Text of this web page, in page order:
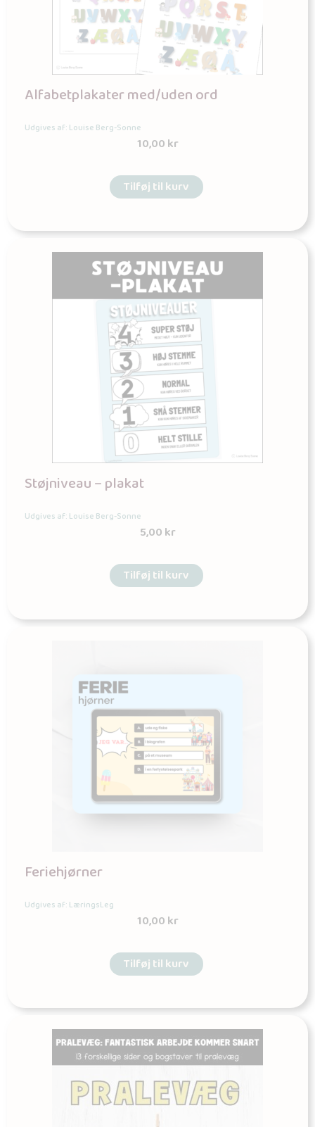
Alfabetplakater med/uden ord
Udgives af: Louise Berg-Sonne
10,00kr
Tilføj til kurv
Støjniveau – plakat
Udgives af: Louise Berg-Sonne
5,00kr
Tilføj til kurv
Feriehjørner
Udgives af: LæringsLeg
10,00kr
Tilføj til kurv